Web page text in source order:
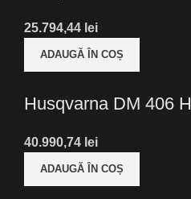
lei
ADAUGĂ ÎN COȘ
Husqvarna DM 406 H
lei
ADAUGĂ ÎN COȘ